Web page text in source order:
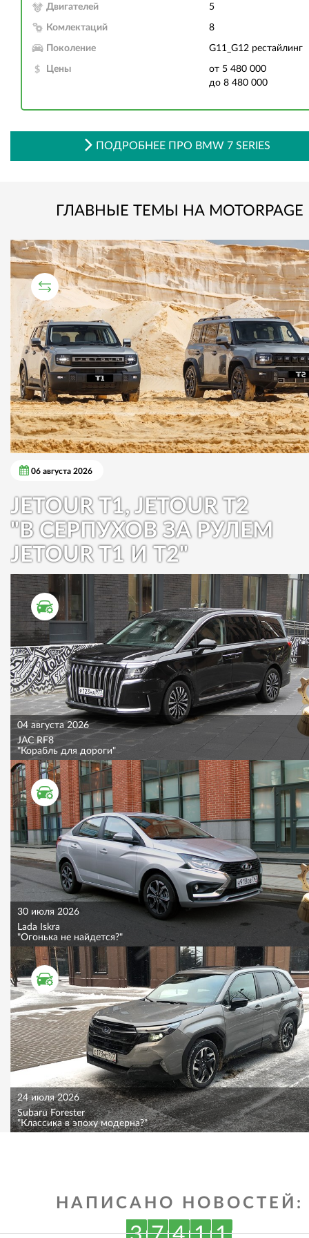
Двигателей 5
Комлектаций 8
Поколение G11_G12 рестайлинг
Цены
от 5 480 000
до 8 480 000
ПОДРОБНЕЕ ПРО BMW 7 SERIES
ГЛАВНЫЕ ТЕМЫ НА MOTORPAGE
СРАВНИТЕЛЬНЫЙ ТЕСТ
06 августа 2026
JETOUR T1, JETOUR T2
"В СЕРПУХОВ ЗА РУЛЕМ
JETOUR T1 И T2"
ТЕСТ ДРАЙВ
04 августа 2026
JAC RF8
"Корабль для дороги"
ТЕСТ ДРАЙВ
30 июля 2026
Lada Iskra
"Огонька не найдется?"
ТЕСТ ДРАЙВ
24 июля 2026
Subaru Forester
"Классика в эпоху модерна?"
НАПИСАНО НОВОСТЕЙ: